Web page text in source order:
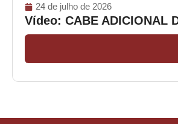
24 de julho de 2026
Vídeo: CABE ADICIONAL